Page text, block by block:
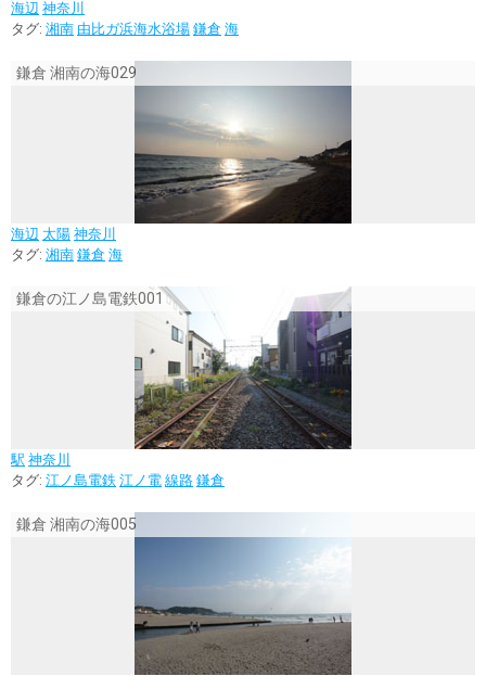
海辺 神奈川
タグ: 湘南 由比ガ浜海水浴場 鎌倉 海
鎌倉 湘南の海029
海辺 太陽 神奈川
タグ: 湘南 鎌倉 海
鎌倉の江ノ島電鉄001
駅 神奈川
タグ: 江ノ島電鉄 江ノ電 線路 鎌倉
鎌倉 湘南の海005